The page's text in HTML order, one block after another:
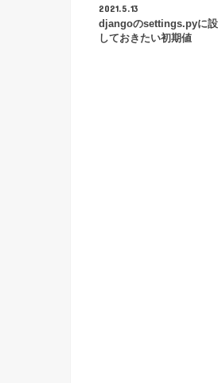
2021.5.13
djangoのsettings.pyに
しておきたい初期値